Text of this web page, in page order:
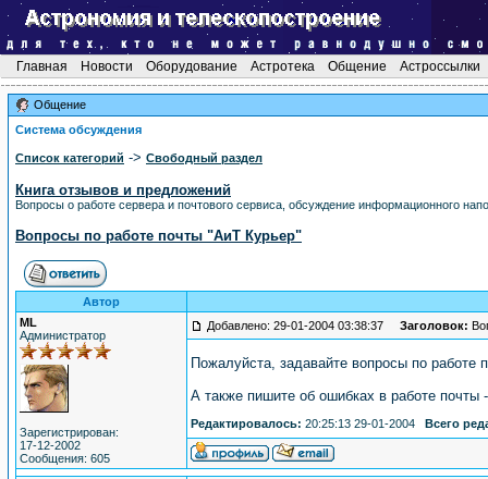
Главная Новости Оборудование Астротека Общение Астроссылки
Общение
Система обсуждения
Список категорий -> Свободный раздел
Книга отзывов и предложений
Вопросы о работе сервера и почтового сервиса, обсуждение информационного
Вопросы по работе почты "АиТ Курьер"
Автор
ML
Администратор
Зарегистрирован:
17-12-2002
Сообщения: 605
Добавлено: 29-01-2004 03:38:37 Заголовок:
Пожалуйста, задавайте вопросы по
А также пишите об ошибках в работе почты
Редактировалось: 20:25:13 29-01-2004 Всего